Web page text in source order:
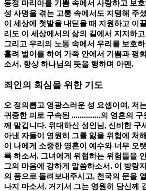
동정 마리아를 기쁨 속에서 사랑하고 보
성 사명을 겪는 고통 속에서도 지탱해 주
이 세상에 첫발을 내딛을 때 지원하고 이
리도 이 세상에서의 삶의 길에서 지지하
그리고 우리의 노동 속에서 우리를 보호
흘려 벌이를 하여 가족 안에서 기쁨과 평
소서. 항상 하나님의 뜻을 행하며 아멘.
죄인의 회심을 위한 기도
오 정의롭고 영광스러운 성 요셉이여, 저
귀중한 피로 구속된 ...............의 영혼의
께 맡깁니다. 위대하신 성인님, 신비한 구
아낸 자들이 영원히 그를 잃을 위험에 처
이 나에게 소중한 영혼이 예수와 너무 오
록 하소서. 그녀에게 위협하는 위험들을
그의 마음에 강하게 말씀하소서. 이 방랑
의 품으로 돌려보내주시고, 천국의 문을
나지 마소서. 거기서 그는 영원히 당신께